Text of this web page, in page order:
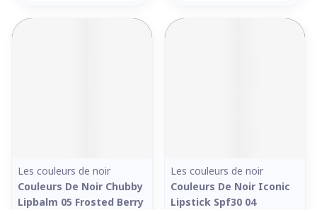
Les couleurs de noir
Couleurs De Noir Chubby
Lipbalm 05 Frosted Berry
Les couleurs de noir
Couleurs De Noir Iconic
Lipstick Spf30 04